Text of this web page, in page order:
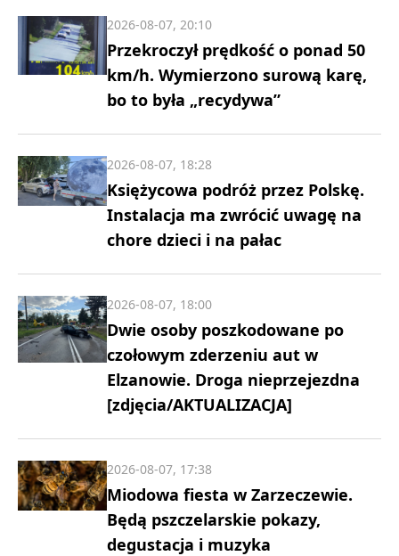
Przekroczył prędkość o ponad 50
km/h. Wymierzono surową karę,
bo to była „recydywa”
2026-08-07, 20:10
Księżycowa podróż przez Polskę.
Instalacja ma zwrócić uwagę na
chore dzieci i na pałac
2026-08-07, 18:28
Dwie osoby poszkodowane po
czołowym zderzeniu aut w
Elzanowie. Droga nieprzejezdna
[zdjęcia/AKTUALIZACJA]
2026-08-07, 18:00
Miodowa fiesta w Zarzeczewie.
Będą pszczelarskie pokazy,
degustacja i muzyka
2026-08-07, 17:38